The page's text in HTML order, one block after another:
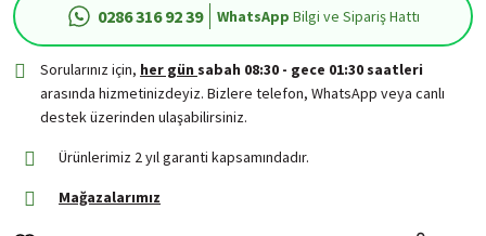
0286 316 92 39 WhatsApp Bilgi ve Sipariş Hattı
Sorularınız için, her gün sabah 08:30 - gece 01:30 saatleri
arasında hizmetinizdeyiz. Bizlere telefon, WhatsApp veya canlı
destek üzerinden ulaşabilirsiniz.
Ürünlerimiz 2 yıl garanti kapsamındadır.
Mağazalarımız